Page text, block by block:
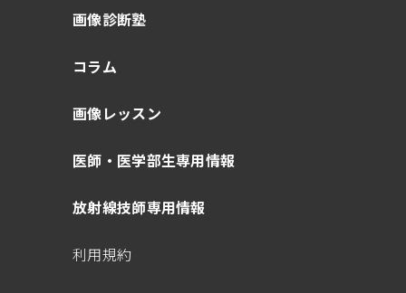
画像診断塾
コラム
画像レッスン
医師・医学部生専用情報
放射線技師専用情報
利用規約